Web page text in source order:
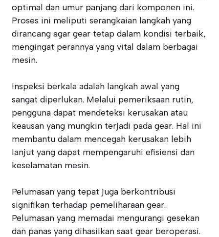
optimal dan umur panjang dari komponen ini.
Proses ini meliputi serangkaian langkah yang
dirancang agar gear tetap dalam kondisi terbaik,
mengingat perannya yang vital dalam berbagai
mesin.
Inspeksi berkala adalah langkah awal yang
sangat diperlukan. Melalui pemeriksaan rutin,
pengguna dapat mendeteksi kerusakan atau
keausan yang mungkin terjadi pada gear. Hal ini
membantu dalam mencegah kerusakan lebih
lanjut yang dapat mempengaruhi efisiensi dan
keselamatan mesin.
Pelumasan yang tepat juga berkontribusi
signifikan terhadap pemeliharaan gear.
Pelumasan yang memadai mengurangi gesekan
dan panas yang dihasilkan saat gear beroperasi.